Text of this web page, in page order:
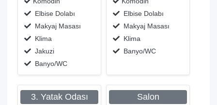
Elbise Dolabı
Makyaj Masası
Klima
Jakuzi
Banyo/WC
Elbise Dolabı
Makyaj Masası
Klima
Banyo/WC
3. Yatak Odası Salon